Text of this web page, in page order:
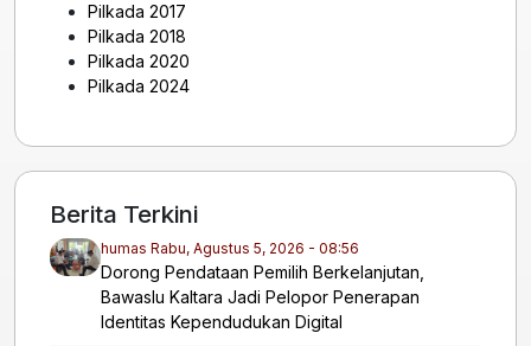
Pilkada 2017
Pilkada 2018
Pilkada 2020
Pilkada 2024
Berita Terkini
humas Rabu, Agustus 5, 2026 - 08:56
Dorong Pendataan Pemilih Berkelanjutan,
Bawaslu Kaltara Jadi Pelopor Penerapan
Identitas Kependudukan Digital